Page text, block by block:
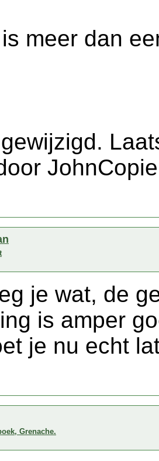
meer dan
je wat, de
is amper
je nu echt
Grenache.